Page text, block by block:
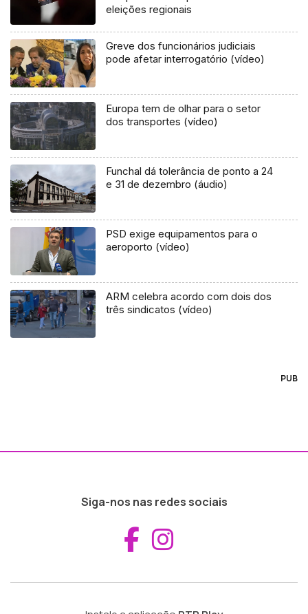
eleições regionais
Greve dos funcionários judiciais
pode afetar interrogatório (vídeo)
Europa tem de olhar para o setor
dos transportes (vídeo)
Funchal dá tolerância de ponto a 24
e 31 de dezembro (áudio)
PSD exige equipamentos para o
aeroporto (vídeo)
ARM celebra acordo com dois dos
três sindicatos (vídeo)
PUB
Siga-nos nas redes sociais
Aceder ao